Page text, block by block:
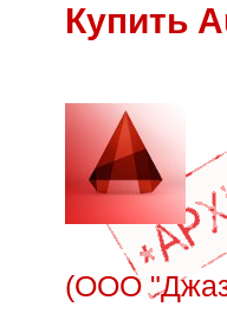
Купить
(ООО